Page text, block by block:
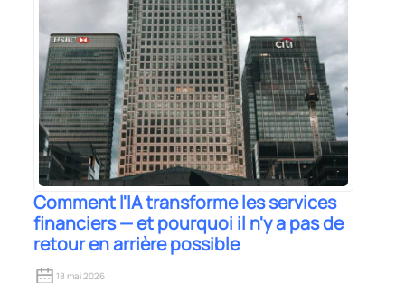
Comment l'IA transforme les services
financiers — et pourquoi il n'y a pas de
retour en arrière possible
18 mai 2026